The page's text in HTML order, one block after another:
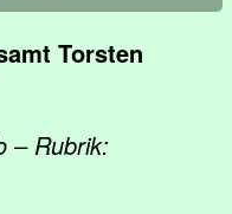
Torsten
– Rubrik: